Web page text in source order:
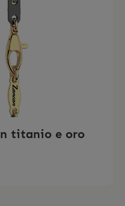
titanio e oro